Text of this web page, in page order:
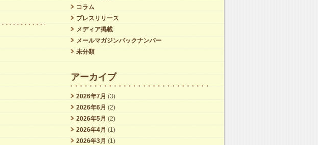
コラム
プレスリリース
メディア掲載
メールマガジンバックナンバー
未分類
アーカイブ
2026年7月 (3)
2026年6月 (2)
2026年5月 (2)
2026年4月 (1)
2026年3月 (1)